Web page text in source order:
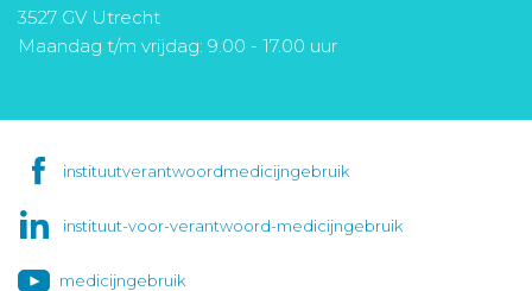
3527 GV Utrecht
Maandag t/m vrijdag: 9.00 - 17.00 uur
instituutverantwoordmedicijngebruik
instituut-voor-verantwoord-medicijngebruik
medicijngebruik